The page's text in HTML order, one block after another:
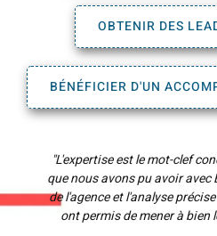
OBTENIR DES
BÉNÉFICIER D'UN
"L'expertise est le mot-clef
que nous avons pu avoir
de l'agence et l'analyse
ont permis de mener à bien